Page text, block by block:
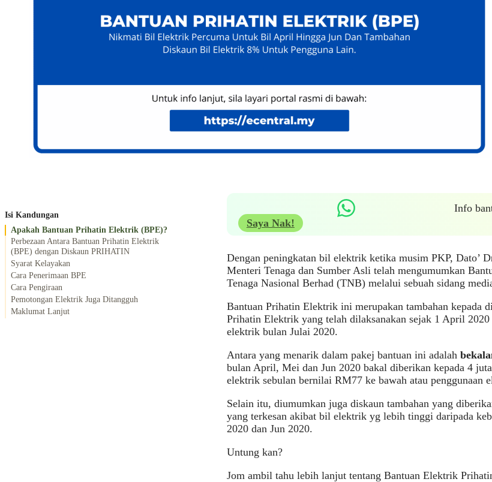
Isi Kandungan
Apakah Bantuan Prihatin Elektrik (BPE)?
Perbezaan Antara Bantuan Prihatin Elektrik
(BPE) dengan Diskaun PRIHATIN
Syarat Kelayakan
Cara Penerimaan BPE
Cara Pengiraan
Pemotongan Elektrik Juga Ditangguh
Maklumat Lanjut
Info
Saya Nak!
Dengan peningkatan bil elektrik ketika musim PKP, Dato’
Menteri Tenaga dan Sumber Asli telah mengumumkan
Tenaga Nasional Berhad (TNB) melalui sebuah sidang
Bantuan Prihatin Elektrik ini merupakan tambahan kepada
Prihatin Elektrik yang telah dilaksanakan sejak 1 April
elektrik bulan Julai 2020.
Antara yang menarik dalam pakej bantuan ini adalah
bulan April, Mei dan Jun 2020 bakal diberikan kepada 4
elektrik sebulan bernilai RM77 ke bawah atau penggunaan
Selain itu, diumumkan juga diskaun tambahan yang
yang terkesan akibat bil elektrik yg lebih tinggi daripada
2020 dan Jun 2020.
Untung kan?
Jom ambil tahu lebih lanjut tentang Bantuan Elektrik